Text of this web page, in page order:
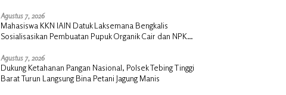
Agustus 7, 2026
Mahasiswa KKN IAIN Datuk Laksemana Bengkalis
Sosialisasikan Pembuatan Pupuk Organik Cair dan NPK
Agustus 7, 2026
Dukung Ketahanan Pangan Nasional, Polsek Tebing Tinggi
Barat Turun Langsung Bina Petani Jagung Manis